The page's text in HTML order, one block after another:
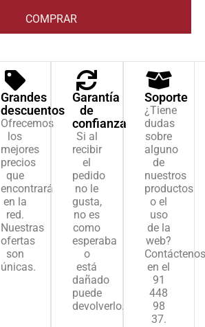
COMPRAR
Grandes
descuentos
Ofrecemos
los
mejores
precios
que
encontrará
en la
red.
Nuestras
ofertas
son
únicas.
Garantía
de
confianza
Si al
recibir
el
pedido
no le
gusta,
no es
como
esperaba
o
está
dañado
puede
devolverlo.
Soporte
¿Tiene
dudas
sobre
alguno
de
nuestros
productos
o el
uso
de la
web?
Contáctenos
en el
91
448
98
37.